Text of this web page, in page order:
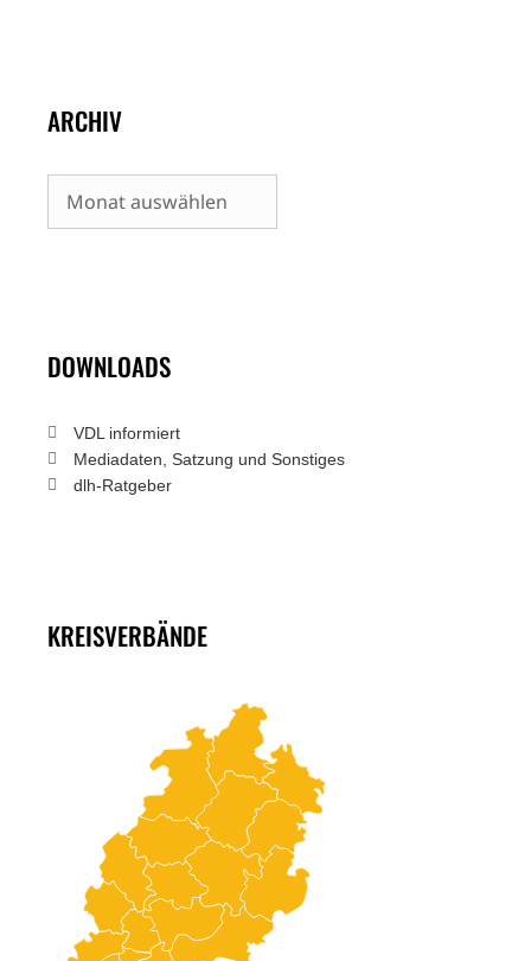
ARCHIV
Archiv
DOWNLOADS
VDL informiert
Mediadaten, Satzung und Sonstiges
dlh-Ratgeber
KREISVERBÄNDE